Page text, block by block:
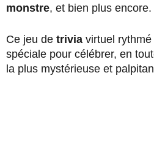
monstre, et bien plus encore.
Ce jeu de trivia virtuel
spéciale pour célébrer, en
la plus mystérieuse et